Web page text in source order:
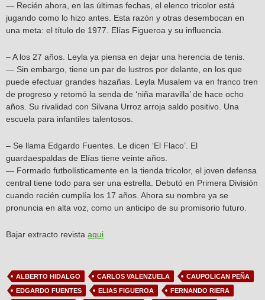
— Recién ahora, en las últimas fechas, el elenco tricolor está
jugando como lo hizo antes. Esta razón y otras desembocan en
una meta: el título de 1977. Elías Figueroa y su influencia.
– A los 27 años. Leyla ya piensa en dejar una herencia de tenis.
— Sin embargo, tiene un par de lustros por delante, en los que
puede efectuar grandes hazañas. Leyla Musalem va en franco tren
de progreso y retomó la senda de ‘niña maravilla’ de hace ocho
años. Su rivalidad con Silvana Urroz arroja saldo positivo. Una
escuela para infantiles talentosos.
– Se llama Edgardo Fuentes. Le dicen ‘El Flaco’. El
guardaespaldas de Elías tiene veinte años.
— Formado futbolísticamente en la tienda tricolor, el joven defensa
central tiene todo para ser una estrella. Debutó en Primera División
cuando recién cumplía los 17 años. Ahora su nombre ya se
pronuncia en alta voz, como un anticipo de su promisorio futuro.
Bajar extracto revista aqui
ALBERTO HIDALGO CARLOS VALENZUELA
CAUPOLICAN PEÑA
EDGARDO FUENTES
ELIAS FIGUEROA
FERNANDO RIERA